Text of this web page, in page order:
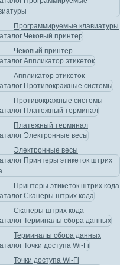
Программируемые клавиатуры
Чековый принтер
Аппликатор этикеток
Противокражные системы
Платежный терминал
Электронные весы
Принтеры этикеток штрих кода
Сканеры штрих кода
Терминалы сбора данных
Точки доступа Wi-Fi